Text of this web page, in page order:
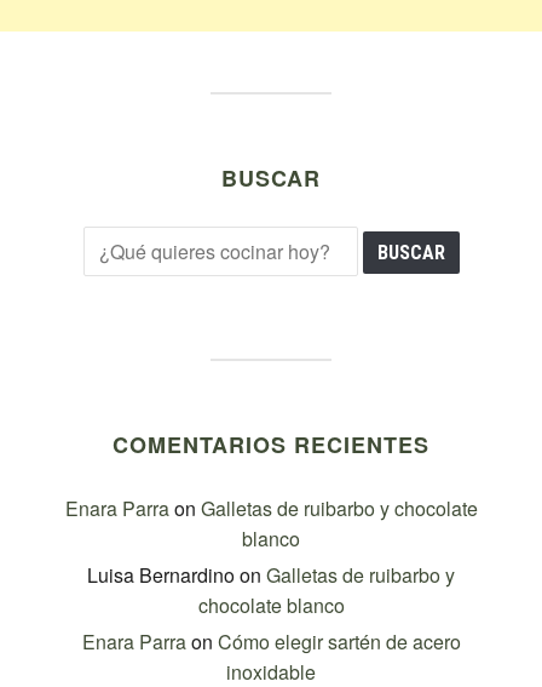
BUSCAR
COMENTARIOS RECIENTES
Enara Parraon Galletas de ruibarbo y chocolate
blanco
Luisa Bernardinoon Galletas de ruibarbo y
chocolate blanco
Enara Parraon Cómo elegir sartén de acero
inoxidable